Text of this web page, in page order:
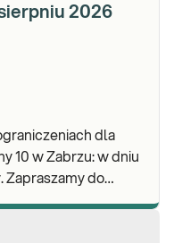
2026
dla
Zabrzu: w dniu